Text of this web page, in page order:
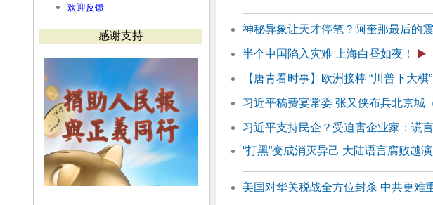
欢迎反馈
感谢支持
神秘异象让天才停笔？阿奎那最后的震
半个中国陷入灾难 上海白昼如夜！ ▶️
【唐青看时事】欧洲接棒 “川普下大棋
习近平稿费宴常委 张又侠布兵北京城
习近平支持民企？受迫害企业家：谎
“打黑”变成消灭异己 大陆语言腐败越
美国对华关税战全方位封杀 中共更难